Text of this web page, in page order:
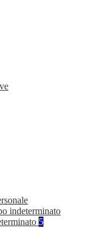
indeterminato
5